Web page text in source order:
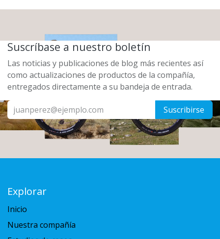
Suscríbase a nuestro boletín
Las noticias y publicaciones de blog más recientes así
como actualizaciones de productos de la compañía,
entregados directamente a su bandeja de entrada.
Suscribirse
Explorar
Inicio
Nuestra compañía